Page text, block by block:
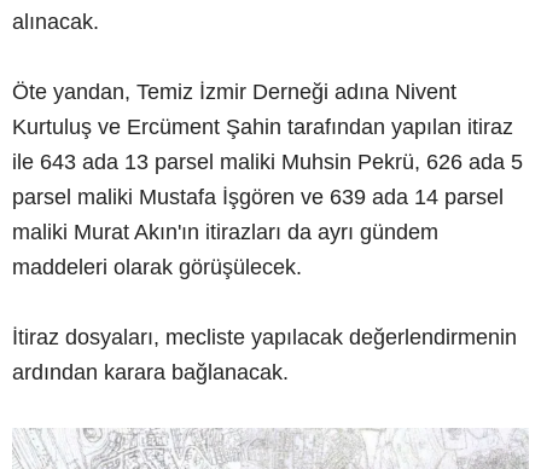
alınacak.
Öte yandan, Temiz İzmir Derneği adına Nivent
Kurtuluş ve Ercüment Şahin tarafından yapılan itiraz
ile 643 ada 13 parsel maliki Muhsin Pekrü, 626 ada 5
parsel maliki Mustafa İşgören ve 639 ada 14 parsel
maliki Murat Akın'ın itirazları da ayrı gündem
maddeleri olarak görüşülecek.
İtiraz dosyaları, mecliste yapılacak değerlendirmenin
ardından karara bağlanacak.